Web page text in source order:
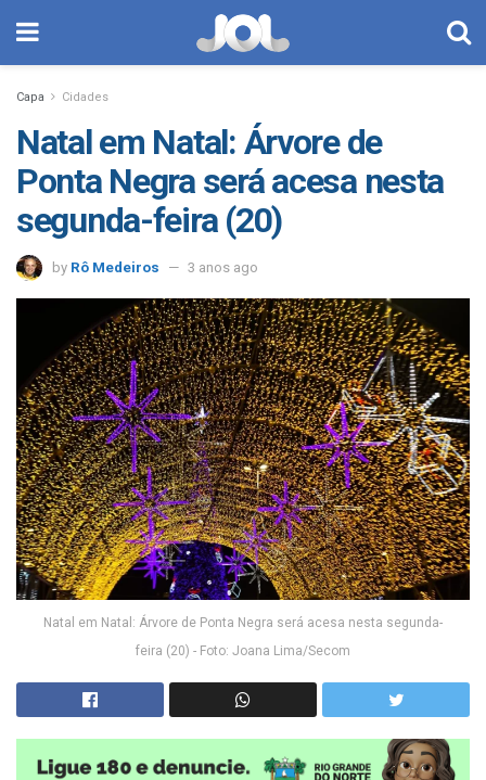
Capa Cidades
Natal em Natal: Árvore de
Ponta Negra será acesa nesta
segunda-feira (20)
by Rô Medeiros 3 anos ago
Natal em Natal: Árvore de Ponta Negra será acesa nesta segunda-
feira (20) - Foto: Joana Lima/Secom